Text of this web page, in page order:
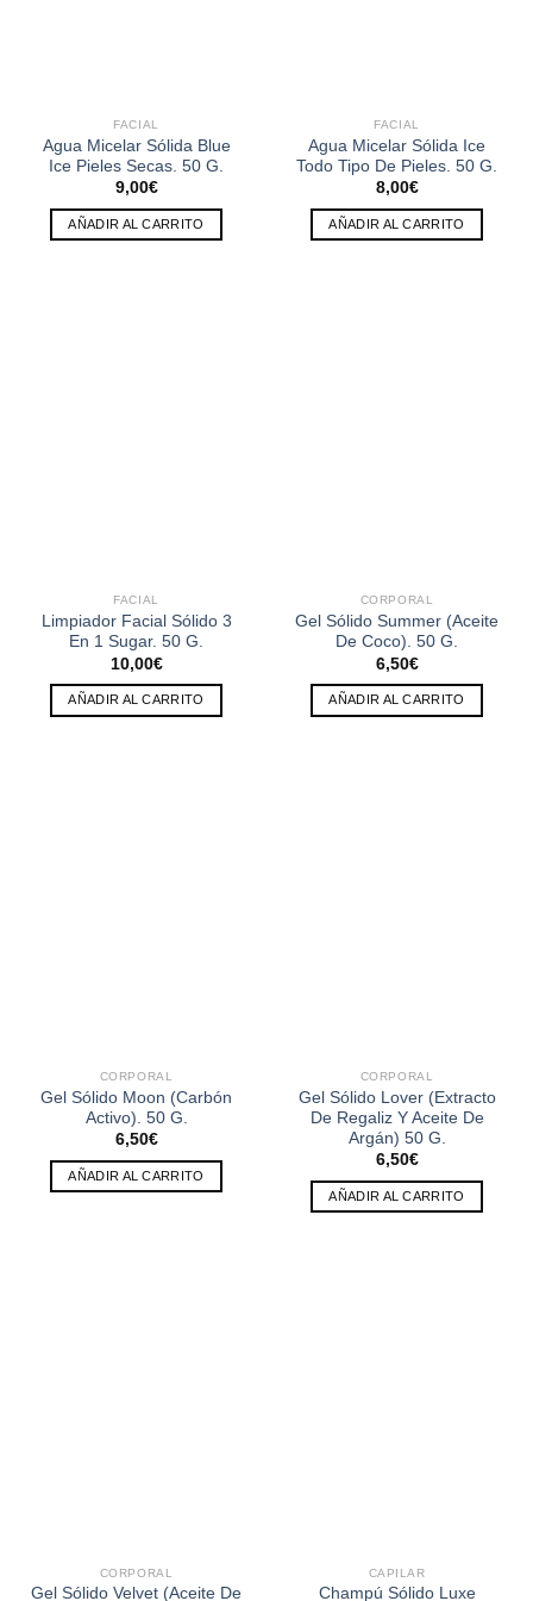
FACIAL
Agua Micelar Sólida Blue
Ice Pieles Secas. 50 G.
9,00€
AÑADIR AL CARRITO
FACIAL
Agua Micelar Sólida Ice
Todo Tipo De Pieles. 50 G.
8,00€
AÑADIR AL CARRITO
FACIAL
Limpiador Facial Sólido 3
En 1 Sugar. 50 G.
10,00€
AÑADIR AL CARRITO
CORPORAL
Gel Sólido Summer (Aceite
De Coco). 50 G.
6,50€
AÑADIR AL CARRITO
CORPORAL
Gel Sólido Moon (Carbón
Activo). 50 G.
6,50€
AÑADIR AL CARRITO
CORPORAL
Gel Sólido Lover (Extracto
De Regaliz Y Aceite De
Argán) 50 G.
6,50€
AÑADIR AL CARRITO
CORPORAL
Gel Sólido Velvet (Aceite De
CAPILAR
Champú Sólido Luxe